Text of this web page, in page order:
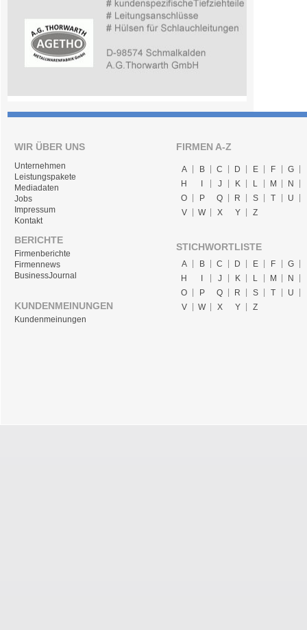
WIR ÜBER UNS
Unternehmen
Leistungspakete
Mediadaten
Jobs
Impressum
Kontakt
BERICHTE
Firmenberichte
Firmennews
BusinessJournal
KUNDENMEINUNGEN
Kundenmeinungen
FIRMEN A-Z
A B C D E F
G
H
I J K L M
N
O
P Q R S T
U
V
W X Y Z
STICHWORTLISTE
A B C D E F
G
H
J K L M
N
O
P Q R S T
U
V
W X Y Z